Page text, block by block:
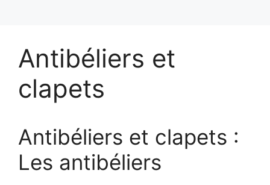
Antibéliers et
clapets
Antibéliers et clapets :
Les antibéliers